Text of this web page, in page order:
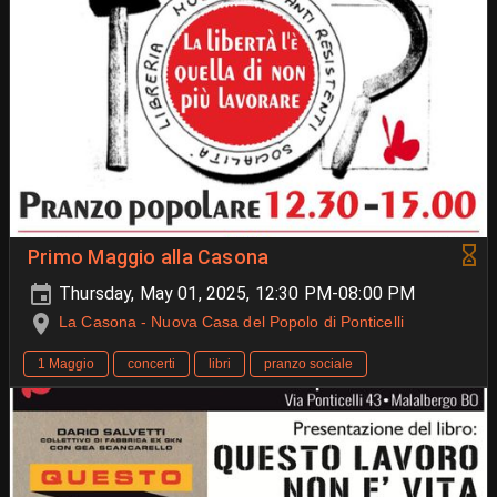
Primo Maggio alla Casona
Thursday, May 01, 2025, 12:30 PM-08:00 PM
La Casona - Nuova Casa del Popolo di Ponticelli
1 Maggio concerti libri pranzo sociale